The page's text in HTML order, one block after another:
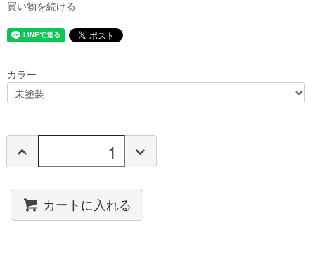
買い物を続ける
カラー
カートに入れる